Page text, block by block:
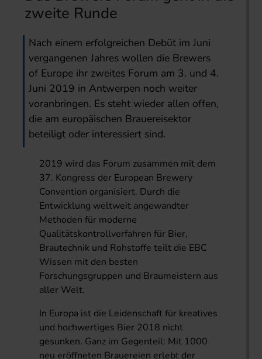
zweite Runde
Nach einem erfolgreichen Debüt im Juni
vergangenen Jahres wollen die Brewers
of Europe ihr zweites Forum am 3. und 4.
Juni 2019 in Antwerpen noch weiter
voranbringen. Es steht wieder allen offen,
die am europäischen Brauereisektor
beteiligt oder interessiert sind.
2019 wird das Forum zusammen mit dem
37. Kongress der European Brewery
Convention organisiert. Durch die
Entwicklung weltweit angewandter
Methoden für moderne
Qualitätskontrollverfahren für Bier,
Brautechnik und Rohstoffe teilt die EBC
Wissen mit den besten
Forschungsgruppen und Braumeistern aus
aller Welt.
In Europa ist die Leidenschaft für kreatives
und hochwertiges Bier 2018 nicht
gesunken. Ganz im Gegenteil: Mit 1000
neu eröffneten Brauereien erlebt der